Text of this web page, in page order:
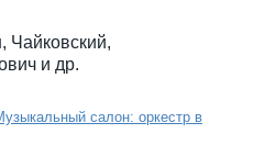
Чайковский,
и др.
салон: оркестр в